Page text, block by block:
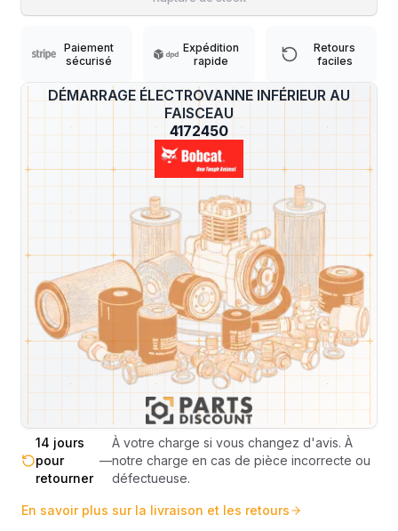
?
DÉMARRAGE ÉLECTROVANNE INFÉRIEUR AU
FAISCEAU
4172450
Paiement
sécurisé
Expédition
rapide
Retours
faciles
Machines compatibles
72h
Sous réserve de disponibilité des stocks.
Livraison estimée 24h/48h par les
transporteurs.
France
métropolitaine
—
Livraison exclusivement en France
métropolitaine (hors Corse et DOM-
Transparence
totale
—
Pas de surprise : le coût exact est
calculé selon le poids et le volume de
votre commande avant paiement.
14 jours
pour
retourner
—
À votre charge si vous changez d'avis. À
notre charge en cas de pièce incorrecte ou
défectueuse.
En savoir plus sur la livraison et les retours